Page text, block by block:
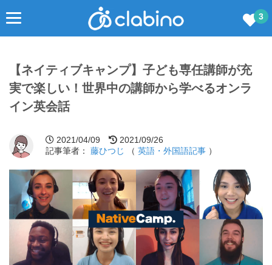
3
【ネイティブキャンプ】子ども専任講師が充
実で楽しい！世界中の講師から学べるオンラ
イン英会話
2021/04/09
2021/09/26
記事筆者：
藤ひつじ （ 英語・外国語記事 ）